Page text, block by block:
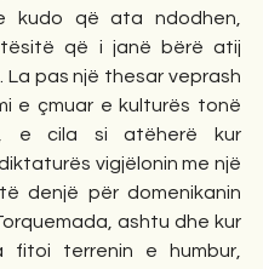
kudo që ata ndodhen,
që i janë bërë atij
La pas një thesar veprash
e çmuar e kulturës tonë
e cila si atëherë kur
vigjëlonin me një
denjë për domenikanin
ashtu dhe kur
fitoi terrenin e humbur,